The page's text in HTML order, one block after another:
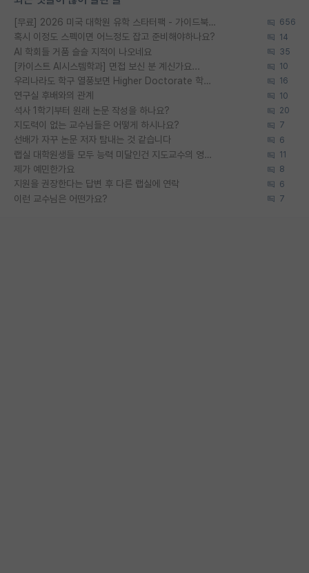
[무료] 2026 미국 대학원 유학 스타터팩 - 가이드북 & 합격자 컨택메일 템플릿 656
혹시 이정도 스펙이면 어느정도 잡고 준비해야하나요? 14
AI 학회들 거품 슬슬 지적이 나오네요 35
[카이스트 AI시스템학과] 면접 보신 분 계신가요... 10
우리나라도 학구 열풍보면 Higher Doctorate 학위가 필요하다고 봅니다. 16
연구실 후배와의 관계 10
석사 1학기부터 원래 논문 작성을 하나요? 20
지도력이 없는 교수님들은 어떻게 하시나요? 7
선배가 자꾸 논문 저자 탐내는 것 같습니다 6
랩실 대학원생들 모두 능력 미달인건 지도교수의 영향 아닌가? 11
제가 예민한가요 8
지원을 권장한다는 답변 후 다른 랩실에 연락 6
이런 교수님은 어떤가요? 7